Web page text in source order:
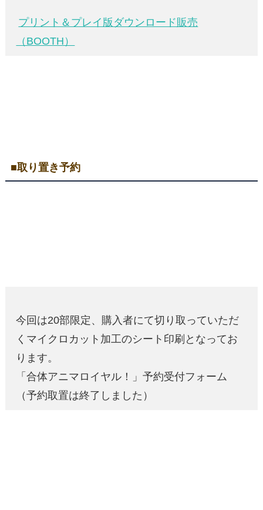
プリント＆プレイ版ダウンロード販売
（BOOTH）
■取り置き予約
今回は20部限定、購入者にて切り取っていただ
くマイクロカット加工のシート印刷となってお
ります。
「合体アニマロイヤル！」予約受付フォーム
（予約取置は終了しました）